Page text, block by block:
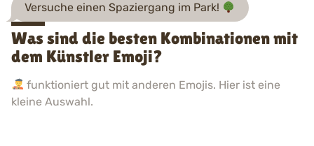
Versuche einen Spaziergang im Park!
Was sind die besten Kombinationen mit
dem Künstler Emoji?
funktioniert gut mit anderen Emojis. Hier ist eine
kleine Auswahl.